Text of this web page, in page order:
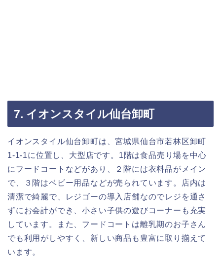
7. イオンスタイル仙台卸町
イオンスタイル仙台卸町は、宮城県仙台市若林区卸町
1-1-1に位置し、大型店です。1階は食品売り場を中心
にフードコートなどがあり、２階には衣料品がメイン
で、３階はベビー用品などが売られています。店内は
清潔で綺麗で、レジゴーの導入店舗なのでレジを通さ
ずにお会計ができ、小さい子供の遊びコーナーも充実
しています。また、フードコートは離乳期のお子さん
でも利用がしやすく、新しい商品も豊富に取り揃えて
います。